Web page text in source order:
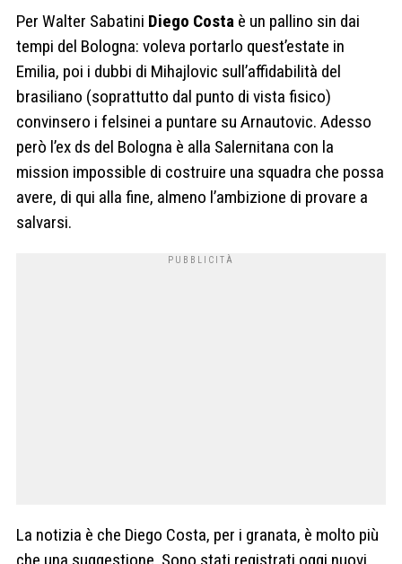
Per Walter Sabatini Diego Costa è un pallino sin dai
tempi del Bologna: voleva portarlo quest’estate in
Emilia, poi i dubbi di Mihajlovic sull’affidabilità del
brasiliano (soprattutto dal punto di vista fisico)
convinsero i felsinei a puntare su Arnautovic. Adesso
però l’ex ds del Bologna è alla Salernitana con la
mission impossible di costruire una squadra che possa
avere, di qui alla fine, almeno l’ambizione di provare a
salvarsi.
La notizia è che Diego Costa, per i granata, è molto più
che una suggestione. Sono stati registrati oggi nuovi